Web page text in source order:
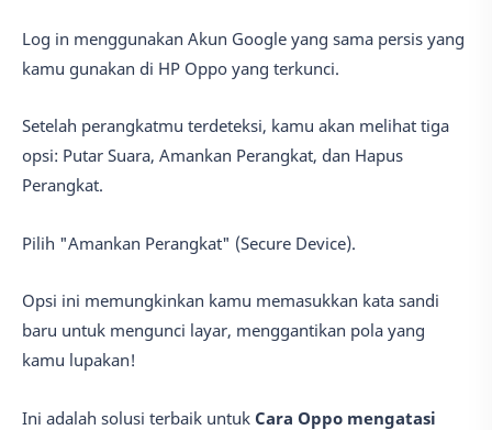
Log in menggunakan Akun Google yang sama persis yang
kamu gunakan di HP Oppo yang terkunci.
Setelah perangkatmu terdeteksi, kamu akan melihat tiga
opsi: Putar Suara, Amankan Perangkat, dan Hapus
Perangkat.
Pilih "Amankan Perangkat" (Secure Device).
Opsi ini memungkinkan kamu memasukkan kata sandi
baru untuk mengunci layar, menggantikan pola yang
kamu lupakan!
Ini adalah solusi terbaik untuk Cara Oppo mengatasi